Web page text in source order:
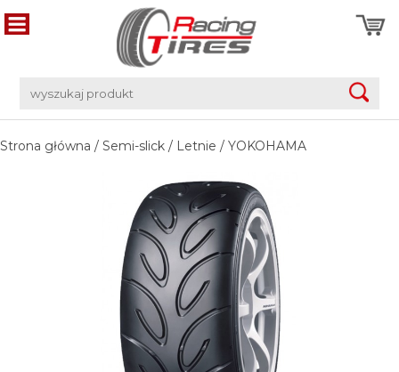
Strona główna / Semi-slick / Letnie / YOKOHAMA